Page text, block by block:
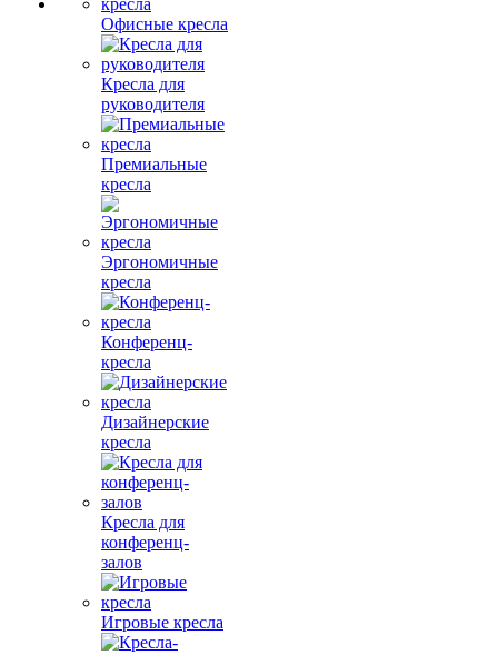
Офисные кресла
Кресла для
руководителя
Премиальные
кресла
Эргономичные
кресла
Конференц-
кресла
Дизайнерские
кресла
Кресла для
конференц-
залов
Игровые кресла